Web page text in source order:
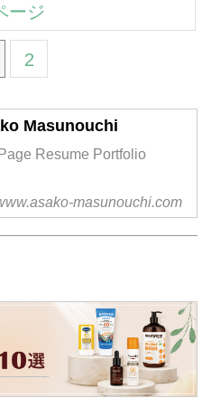
2
ージ
Masunouchi
Resume Portfolio
masunouchi.com